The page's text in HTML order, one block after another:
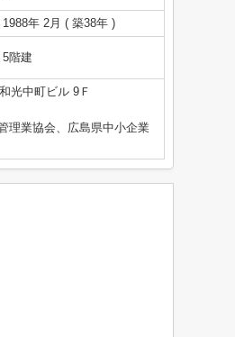
1988年 2月 ( 築38年 )
5階建
光中町ビル 9Ｆ
理業協会、広島県中小企業